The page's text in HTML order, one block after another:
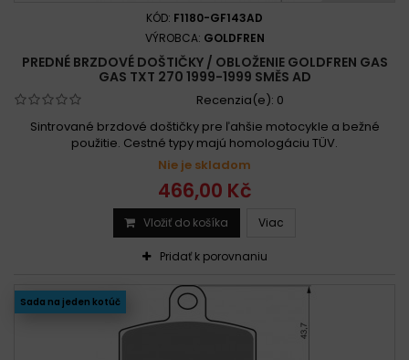
KÓD: F1180-GF143AD
VÝROBCA: GOLDFREN
PREDNÉ BRZDOVÉ DOŠTIČKY / OBLOŽENIE GOLDFREN GAS
GAS TXT 270 1999-1999 SMĚS AD
Recenzia(e): 0
Sintrované brzdové doštičky pre ľahšie motocykle a bežné
použitie. Cestné typy majú homologáciu TÜV.
Nie je skladom
466,00 Kč
Vložiť do košíka Viac
Pridať k porovnaniu
Sada na jeden kotúč